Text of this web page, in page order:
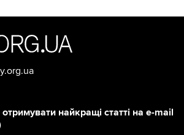
найкращі статті на e-mail